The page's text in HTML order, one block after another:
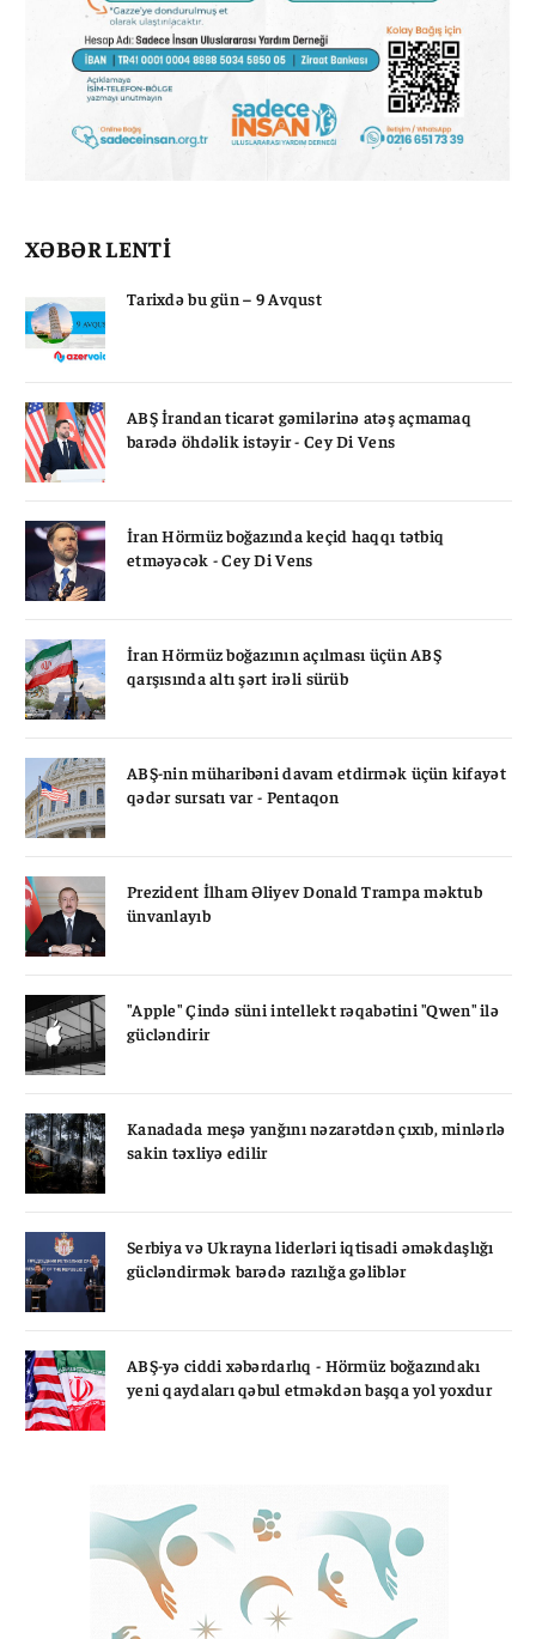
XƏBƏR LENTİ
Tarixdə bu gün – 9 Avqust
ABŞ İrandan ticarət gəmilərinə atəş açmamaq
barədə öhdəlik istəyir - Cey Di Vens
İran Hörmüz boğazında keçid haqqı tətbiq
etməyəcək - Cey Di Vens
İran Hörmüz boğazının açılması üçün ABŞ
qarşısında altı şərt irəli sürüb
ABŞ-nin müharibəni davam etdirmək üçün kifayət
qədər sursatı var - Pentaqon
Prezident İlham Əliyev Donald Trampa məktub
ünvanlayıb
"Apple" Çində süni intellekt rəqabətini "Qwen" ilə
gücləndirir
Kanadada meşə yanğını nəzarətdən çıxıb, minlərlə
sakin təxliyə edilir
Serbiya və Ukrayna liderləri iqtisadi əməkdaşlığı
gücləndirmək barədə razılığa gəliblər
ABŞ-yə ciddi xəbərdarlıq - Hörmüz boğazındakı
yeni qaydaları qəbul etməkdən başqa yol yoxdur